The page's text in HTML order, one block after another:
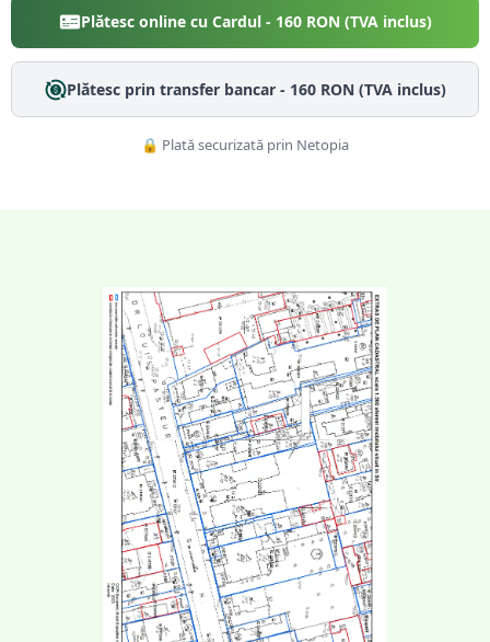
Plătesc online cu Cardul - 160RON (TVA inclus)
Plătesc prin transfer bancar - 160RON (TVA inclus)
🔒 Plată securizată prin Netopia